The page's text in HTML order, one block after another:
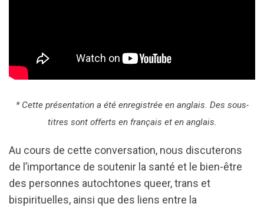
* Cette présentation a été enregistrée en anglais. Des sous-
titres sont offerts en français et en anglais.
Au cours de cette conversation, nous discuterons
de l’importance de soutenir la santé et le bien-être
des personnes autochtones queer, trans et
bispirituelles, ainsi que des liens entre la